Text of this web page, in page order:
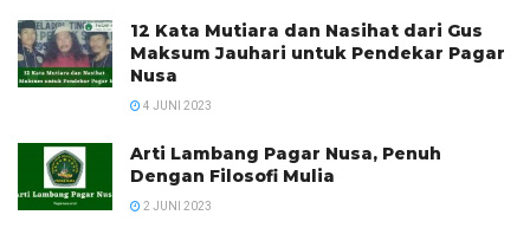
12 Kata Mutiara dan Nasihat dari Gus
Maksum Jauhari untuk Pendekar Pagar
Nusa
4 JUNI 2023
Arti Lambang Pagar Nusa, Penuh
Dengan Filosofi Mulia
2 JUNI 2023